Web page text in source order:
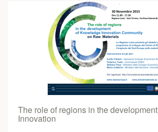
The role of regions in the
Innovation